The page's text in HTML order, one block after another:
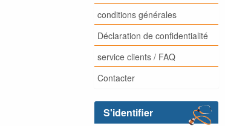
conditions générales
Déclaration de confidentialité
service clients / FAQ
Contacter
S'identifier